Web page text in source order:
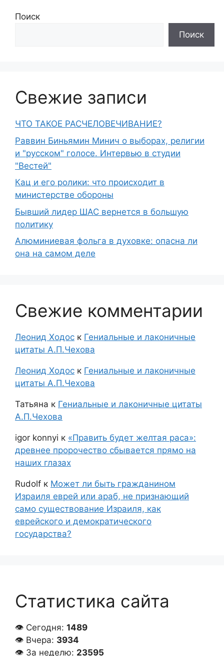
Поиск
Поиск
Свежие записи
ЧТО ТАКОЕ РАСЧЕЛОВЕЧИВАНИЕ?
Раввин Биньямин Минич о выборах, религии
и "русском" голосе. Интервью в студии
"Вестей"
Кац и его ролики: что происходит в
министерстве обороны
Бывший лидер ШАС вернется в большую
политику
Алюминиевая фольга в духовке: опасна ли
она на самом деле
Свежие комментарии
Леонид Ходос к Гениальные и лаконичные
цитаты А.П.Чехова
Леонид Ходос к Гениальные и лаконичные
цитаты А.П.Чехова
Татьяна к Гениальные и лаконичные цитаты
А.П.Чехова
igor konnyi к «Править будет желтая раса»:
древнее пророчество сбывается прямо на
наших глазах
Rudolf к Может ли быть гражданином
Израиля еврей или араб, не признающий
само существование Израиля, как
еврейского и демократического
государства?
Статистика сайта
👁 Сегодня: 1489
👁 Вчера: 3934
👁 За неделю: 23595